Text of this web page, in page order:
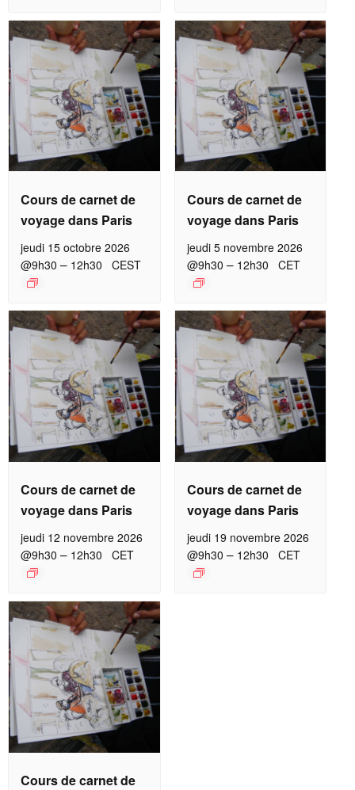
Cours de carnet de
voyage dans Paris
jeudi 15 octobre 2026
@9h30 – 12h30 CEST
Cours de carnet de
voyage dans Paris
jeudi 5 novembre 2026
@9h30 – 12h30 CET
Cours de carnet de
voyage dans Paris
jeudi 12 novembre 2026
@9h30 – 12h30 CET
Cours de carnet de
voyage dans Paris
jeudi 19 novembre 2026
@9h30 – 12h30 CET
Cours de carnet de